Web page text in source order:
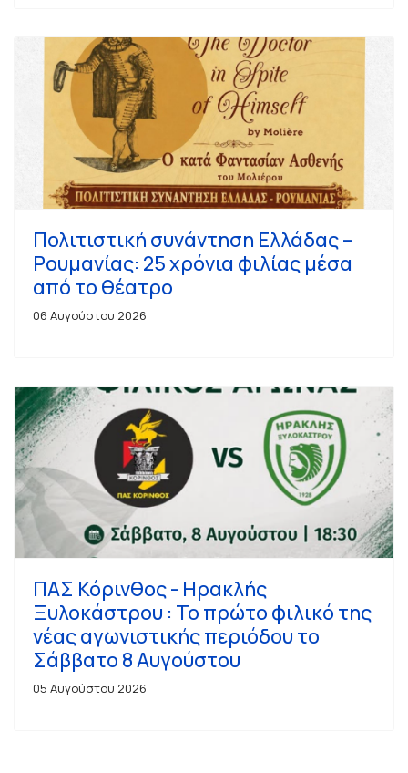
Πολιτιστική συνάντηση Ελλάδας –
Ρουμανίας: 25 χρόνια φιλίας μέσα
από το θέατρο
06 Αυγούστου 2026
ΠΑΣ Κόρινθος - Ηρακλής
Ξυλοκάστρου : Το πρώτο φιλικό της
νέας αγωνιστικής περιόδου το
Σάββατο 8 Αυγούστου
05 Αυγούστου 2026